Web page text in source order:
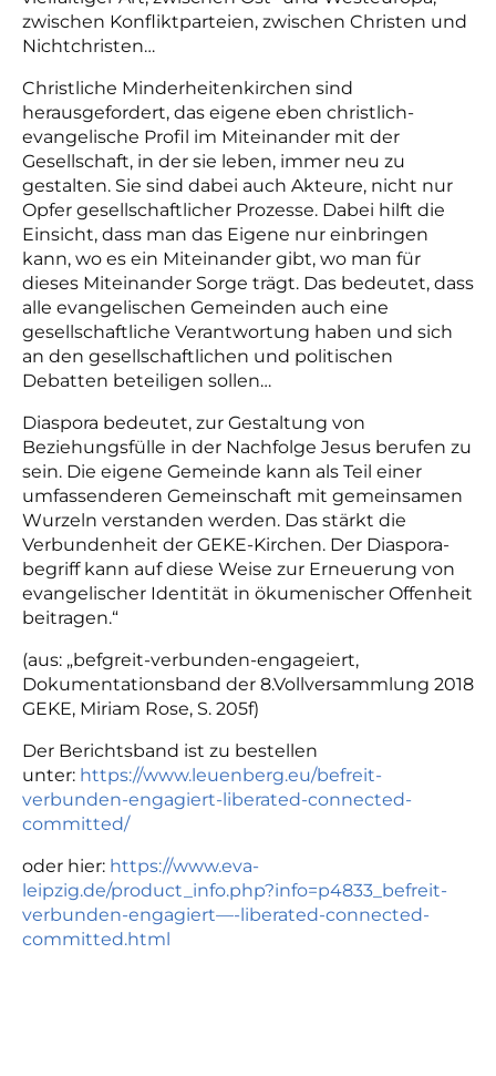
zwischen Konfliktparteien, zwischen Christen und
Nichtchristen…
Christliche Minderheitenkirchen sind
herausgefordert, das eigene eben christlich-
evangelische Profil im Miteinander mit der
Gesellschaft, in der sie leben, immer neu zu
gestalten. Sie sind dabei auch Akteure, nicht nur
Opfer gesellschaftlicher Prozesse. Dabei hilft die
Einsicht, dass man das Eigene nur einbringen
kann, wo es ein Miteinander gibt, wo man für
dieses Miteinander Sorge trägt. Das bedeutet, dass
alle evangelischen Gemeinden auch eine
gesellschaftliche Verantwortung haben und sich
an den gesellschaftlichen und politischen
Debatten beteiligen sollen…
Diaspora bedeutet, zur Gestaltung von
Beziehungsfülle in der Nachfolge Jesus berufen zu
sein. Die eigene Gemeinde kann als Teil einer
umfassenderen Gemeinschaft mit gemeinsamen
Wurzeln verstanden werden. Das stärkt die
Verbundenheit der GEKE-Kirchen. Der Diaspora-
begriff kann auf diese Weise zur Erneuerung von
evangelischer Identität in ökumenischer Offenheit
beitragen.“
(aus: „befgreit-verbunden-engageiert,
Dokumentationsband der 8.Vollversammlung 2018
GEKE, Miriam Rose, S. 205f)
Der Berichtsband ist zu bestellen
unter: https://www.leuenberg.eu/befreit-
verbunden-engagiert-liberated-connected-
committed/
oder hier: https://www.eva-
leipzig.de/product_info.php?info=p4833_befreit-
verbunden-engagiert—-liberated-connected-
committed.html